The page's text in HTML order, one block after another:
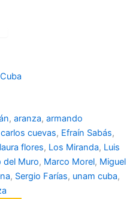
, aranza, armando
carlos cuevas, Efraín Sabás,
laura flores, Los Miranda, Luis
del Muro, Marco Morel, Miguel
, Sergio Farías, unam cuba,